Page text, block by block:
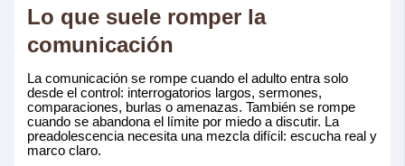
Lo que suele romper la
comunicación
La comunicación se rompe cuando el adulto entra solo
desde el control: interrogatorios largos, sermones,
comparaciones, burlas o amenazas. También se rompe
cuando se abandona el límite por miedo a discutir. La
preadolescencia necesita una mezcla difícil: escucha real y
marco claro.